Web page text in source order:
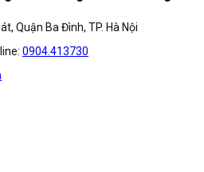
Quận Ba Đình, TP. Hà Nội
0904.413730